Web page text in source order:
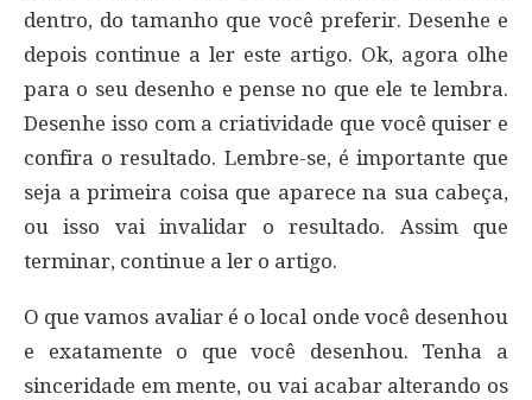
dentro, do tamanho que você preferir. Desenhe e
depois continue a ler este artigo. Ok, agora olhe
para o seu desenho e pense no que ele te lembra.
Desenhe isso com a criatividade que você quiser e
confira o resultado. Lembre-se, é importante que
seja a primeira coisa que aparece na sua cabeça,
ou isso vai invalidar o resultado. Assim que
terminar, continue a ler o artigo.
O que vamos avaliar é o local onde você desenhou
e exatamente o que você desenhou. Tenha a
sinceridade em mente, ou vai acabar alterando os